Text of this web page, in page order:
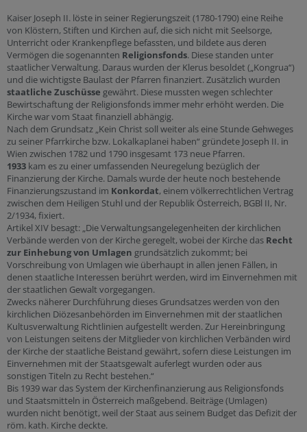
Kaiser Joseph II. löste in seiner Regierungszeit (1780-1790) eine Reihe
von Klöstern, Stiften und Kirchen auf, die sich nicht mit Seelsorge,
Unterricht oder Krankenpflege befassten, und bildete aus deren
Vermögen die sogenannten Religionsfonds. Diese standen unter
staatlicher Verwaltung. Daraus wurden der Klerus besoldet („Kongrua“)
und die wichtigste Baulast der Pfarren finanziert. Zusätzlich wurden
staatliche Zuschüsse gewährt. Diese mussten wegen schlechter
Bewirtschaftung der Religionsfonds immer mehr erhöht werden. Die
Kirche war vom Staat finanziell abhängig.
Nach dem Grundsatz „Kein Christ soll weiter als eine Stunde Gehweges
zu seiner Pfarrkirche bzw. Lokalkaplanei haben“ gründete Joseph II. in
Wien zwischen 1782 und 1790 insgesamt 173 neue Pfarren.
1933 kam es zu einer umfassenden Neuregelung bezüglich der
Finanzierung der Kirche. Damals wurde der heute noch bestehende
Finanzierungszustand im Konkordat, einem völkerrechtlichen Vertrag
zwischen dem Heiligen Stuhl und der Republik Österreich, BGBl II, Nr.
2/1934, fixiert.
Artikel XIV besagt: „Die Verwaltungsangelegenheiten der kirchlichen
Verbände werden von der Kirche geregelt, wobei der Kirche das Recht
zur Einhebung von Umlagen grundsätzlich zukommt; bei
Vorschreibung von Umlagen wie überhaupt in allen jenen Fällen, in
denen staatliche Interessen berührt werden, wird im Einvernehmen mit
der staatlichen Gewalt vorgegangen.
Zwecks näherer Durchführung dieses Grundsatzes werden von den
kirchlichen Diözesanbehörden im Einvernehmen mit der staatlichen
Kultusverwaltung Richtlinien aufgestellt werden. Zur Hereinbringung
von Leistungen seitens der Mitglieder von kirchlichen Verbänden wird
der Kirche der staatliche Beistand gewährt, sofern diese Leistungen im
Einvernehmen mit der Staatsgewalt auferlegt wurden oder aus
sonstigen Titeln zu Recht bestehen.“
Bis 1939 war das System der Kirchenfinanzierung aus Religionsfonds
und Staatsmitteln in Österreich maßgebend. Beiträge (Umlagen)
wurden nicht benötigt, weil der Staat aus seinem Budget das Defizit der
röm. kath. Kirche deckte.